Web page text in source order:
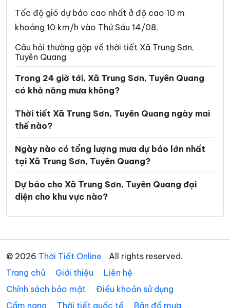
Xã Kiến Thiết Xã Kim Bình
Xã Lâm Bình Xã Lao Chải
Xã Liên Hiệp Xã Linh Hồ
Xã Lũng Phìn
Xã Mậu Duệ Xã Mèo Vạc
Xã Minh Ngọc
Xã Minh Sơn Xã Minh Tân
Xã Minh Thanh Xã Nà Hang
Xã Nấm Dẩn Xã Nậm Dịch
Xã Niêm Sơn Xã Pà Vầy Sủ
Xã Phố Bảng Xã Phú Linh
Xã Phú Lương Xã Phù Lưu
Tốc độ gió dự báo cao nhất ở độ cao 10 m
khoảng 10 km/h vào Thứ Sáu 14/08.
Câu hỏi thường gặp về thời tiết Xã Trung Sơn,
Tuyên Quang
Trong 24 giờ tới, Xã Trung Sơn, Tuyên Quang
có khả năng mưa không?
Thời tiết Xã Trung Sơn, Tuyên Quang ngày mai
thế nào?
Ngày nào có tổng lượng mưa dự báo lớn nhất
tại Xã Trung Sơn, Tuyên Quang?
Dự báo cho Xã Trung Sơn, Tuyên Quang đại
diện cho khu vực nào?
© 2026 Thời Tiết Online
All rights reserved.
Trang chủ
Giới thiệu
Liên hệ
Chính sách bảo mật
Điều khoản sử dụng
Cẩm nang
Thời tiết quốc tế Bản đồ mưa